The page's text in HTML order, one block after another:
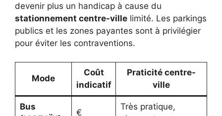
devenir plus un handicap à cause du
stationnement centre-ville limité. Les parkings
publics et les zones payantes sont à privilégier
pour éviter les contraventions.
Mode
Coût
indicatif
Praticité centre-
ville
Bus
€
Très pratique,